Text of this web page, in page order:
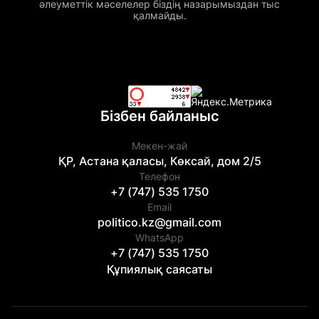
әлеуметтік мәселелер біздің назарымыздан тыс
қалмайды.
Бізбен байланыс
Мекен-жай
ҚР, Астана қаласы, Көксай, дом 2/5
Телефон
+7 (747) 535 1750
Email
politico.kz@gmail.com
WhatsApp
+7 (747) 535 1750
Құпиялық саясаты